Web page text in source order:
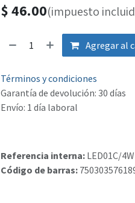
$46.00(impuesto
Agregar al
Términos y condiciones
Garantía de devolución: 30 días
Envío: 1 día laboral
Referencia interna: LED01C/4W
Código de barras: